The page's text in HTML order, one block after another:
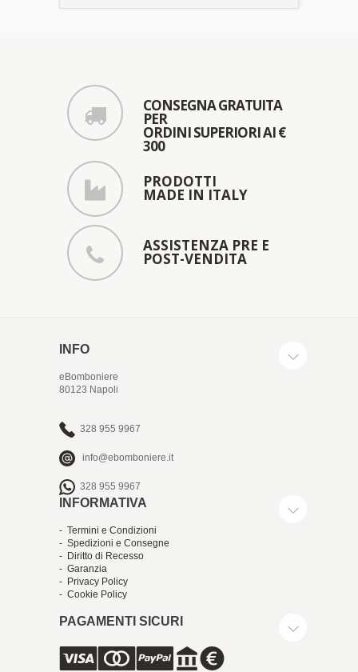
CONSEGNA GRATUITA
PER
ORDINI SUPERIORI AI €
300
PRODOTTI
MADE IN ITALY
ASSISTENZA PRE E
POST-VENDITA
INFO
eBomboniere
80123 Napoli
328 955 9967
info@ebomboniere.it
328 955 9967
INFORMATIVA
- Termini e Condizioni
- Spedizioni e Consegne
- Diritto di Recesso
- Garanzia
- Privacy Policy
- Cookie Policy
PAGAMENTI SICURI